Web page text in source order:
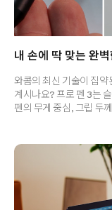
와콤의 최신 기술이 집약
계시나요? 프로 펜 3는
펜의 무게 중심, 그립 두
없을까?”, “펜에 무게감
후기를 들려 주시곤 하
싶다’라고 느끼셨던 분
(ACK45601Z)'에 대해
필요한가요?와콤 프로